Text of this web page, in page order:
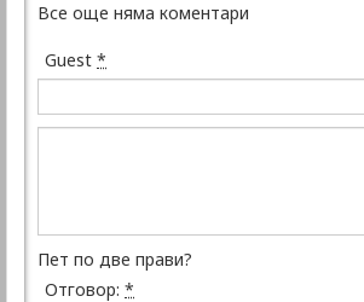
Все още няма коментари
Guest *
Пет по две прави?
Отговор: *